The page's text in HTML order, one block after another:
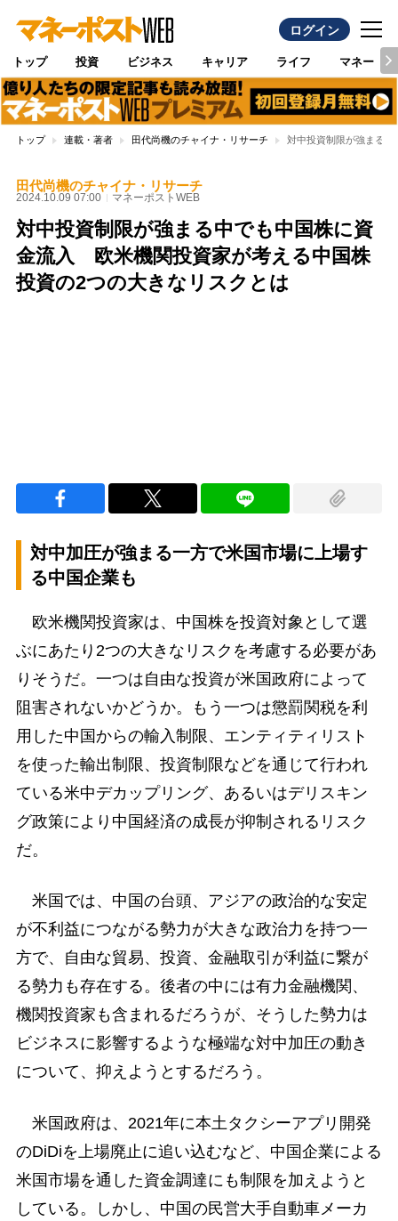
ログイン
トップ 投資 ビジネス キャリア ライフ マネー
トップ 連載・著者 田代尚機のチャイナ・リサーチ 対中投資制限が強まる
田代尚機のチャイナ・リサーチ
2024.10.09 07:00 マネーポストWEB
対中投資制限が強まる中でも中国株に資
金流入 欧米機関投資家が考える中国株
投資の2つの大きなリスクとは
対中加圧が強まる一方で米国市場に上場す
る中国企業も
欧米機関投資家は、中国株を投資対象として選
ぶにあたり2つの大きなリスクを考慮する必要があ
りそうだ。一つは自由な投資が米国政府によって
阻害されないかどうか。もう一つは懲罰関税を利
用した中国からの輸入制限、エンティティリスト
を使った輸出制限、投資制限などを通じて行われ
ている米中デカップリング、あるいはデリスキン
グ政策により中国経済の成長が抑制されるリスク
だ。
米国では、中国の台頭、アジアの政治的な安定
が不利益につながる勢力が大きな政治力を持つ一
方で、自由な貿易、投資、金融取引が利益に繋が
る勢力も存在する。後者の中には有力金融機関、
機関投資家も含まれるだろうが、そうした勢力は
ビジネスに影響するような極端な対中加圧の動き
について、抑えようとするだろう。
米国政府は、2021年に本土タクシーアプリ開発
のDiDiを上場廃止に追い込むなど、中国企業による
米国市場を通した資金調達にも制限を加えようと
している。しかし、中国の民営大手自動車メーカ